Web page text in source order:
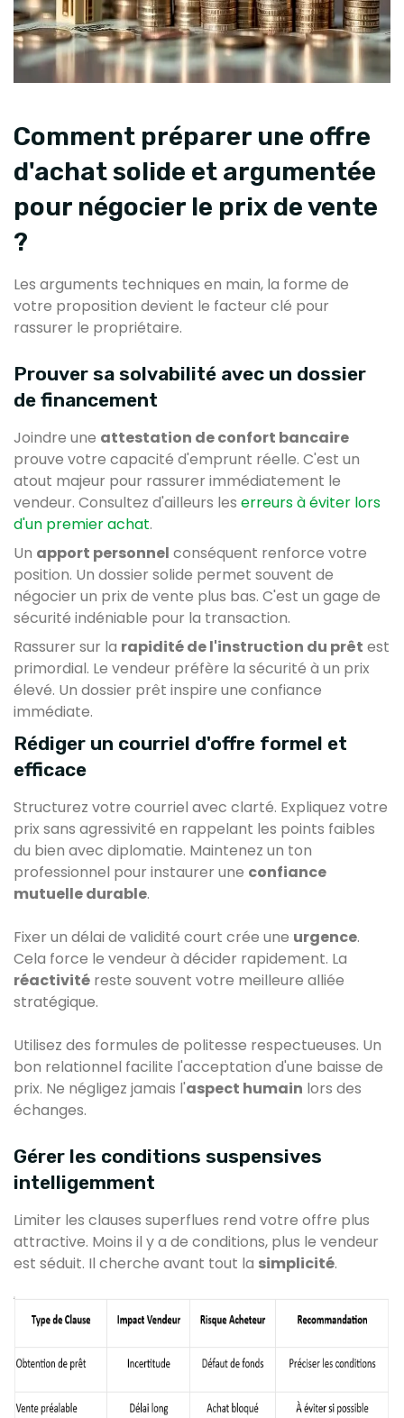
Comment préparer une offre
d'achat solide et argumentée
pour négocier le prix de vente
?
Les arguments techniques en main, la forme de
votre proposition devient le facteur clé pour
rassurer le propriétaire.
Prouver sa solvabilité avec un dossier
de financement
Joindre une attestation de confort bancaire
prouve votre capacité d'emprunt réelle. C'est un
atout majeur pour rassurer immédiatement le
vendeur. Consultez d'ailleurs les erreurs à éviter lors
d'un premier achat.
Un apport personnel conséquent renforce votre
position. Un dossier solide permet souvent de
négocier un prix de vente plus bas. C'est un gage de
sécurité indéniable pour la transaction.
Rassurer sur la rapidité de l'instruction du prêt est
primordial. Le vendeur préfère la sécurité à un prix
élevé. Un dossier prêt inspire une confiance
immédiate.
Rédiger un courriel d'offre formel et
efficace
Structurez votre courriel avec clarté. Expliquez votre
prix sans agressivité en rappelant les points faibles
du bien avec diplomatie. Maintenez un ton
professionnel pour instaurer une confiance
mutuelle durable.
Fixer un délai de validité court crée une urgence.
Cela force le vendeur à décider rapidement. La
réactivité reste souvent votre meilleure alliée
stratégique.
Utilisez des formules de politesse respectueuses. Un
bon relationnel facilite l'acceptation d'une baisse de
prix. Ne négligez jamais l'aspect humain lors des
échanges.
Gérer les conditions suspensives
intelligemment
Limiter les clauses superflues rend votre offre plus
attractive. Moins il y a de conditions, plus le vendeur
est séduit. Il cherche avant tout la simplicité.